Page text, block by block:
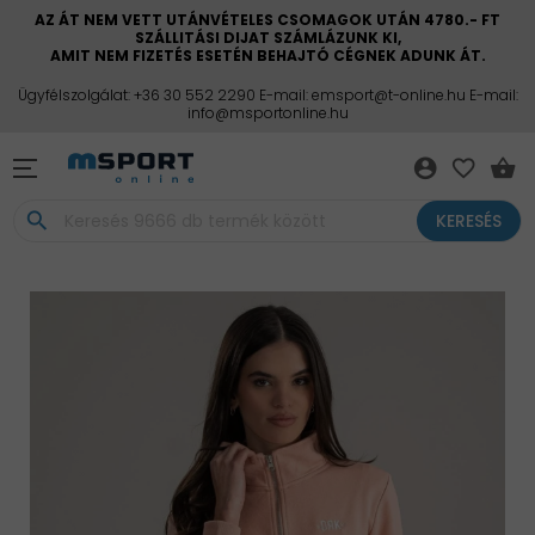
AZ ÁT NEM VETT UTÁNVÉTELES CSOMAGOK UTÁN 4780.- FT
SZÁLLITÁSI DIJAT SZÁMLÁZUNK KI,
AMIT NEM FIZETÉS ESETÉN BEHAJTÓ CÉGNEK ADUNK ÁT.
Ügyfélszolgálat: +36 30 552 2290 E-mail: emsport@t-online.hu E-mail:
info@msportonline.hu
account_circle favorite_border shopping_basket
search KERESÉS